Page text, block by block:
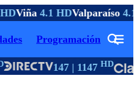
Viña4.1 HDValparaíso4.1
Programación
147 | 1147HD